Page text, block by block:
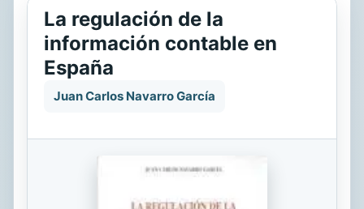
La regulación de la
información contable en
España
Juan Carlos Navarro García